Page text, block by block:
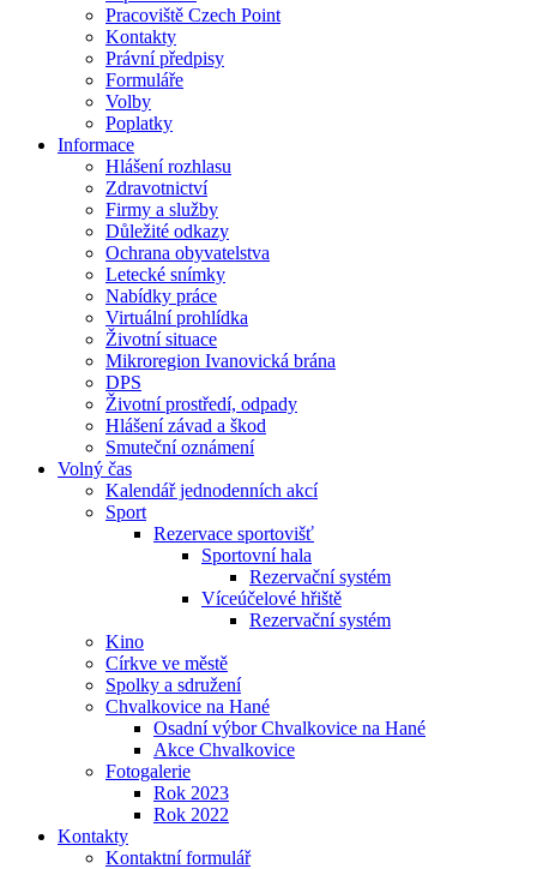
Pracoviště Czech Point
Kontakty
Právní předpisy
Formuláře
Volby
Poplatky
Informace
Hlášení rozhlasu
Zdravotnictví
Firmy a služby
Důležité odkazy
Ochrana obyvatelstva
Letecké snímky
Nabídky práce
Virtuální prohlídka
Životní situace
Mikroregion Ivanovická brána
DPS
Životní prostředí, odpady
Hlášení závad a škod
Smuteční oznámení
Volný čas
Kalendář jednodenních akcí
Sport
Rezervace sportovišť
Sportovní hala
Rezervační systém
Víceúčelové hřiště
Rezervační systém
Kino
Církve ve městě
Spolky a sdružení
Chvalkovice na Hané
Osadní výbor Chvalkovice na Hané
Akce Chvalkovice
Fotogalerie
Rok 2023
Rok 2022
Kontakty
Kontaktní formulář